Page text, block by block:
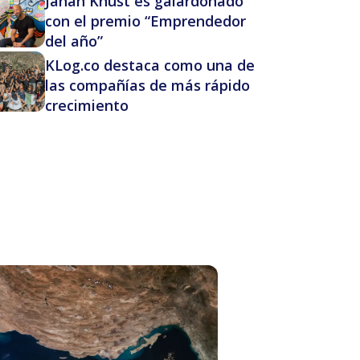
con el premio “Emprendedor
del año”
KLog.co destaca como una de
las compañías de más rápido
crecimiento